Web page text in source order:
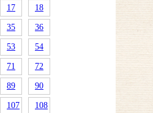
17 18
35 36
53 54
71 72
89 90
107 108